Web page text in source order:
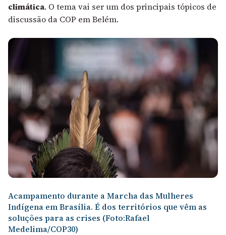
climática. O tema vai ser um dos principais tópicos de
discussão da COP em Belém.
Acampamento durante a Marcha das Mulheres
Indígena em Brasília. É dos territórios que vêm as
soluções para as crises (Foto:Rafael
Medelima/COP30)